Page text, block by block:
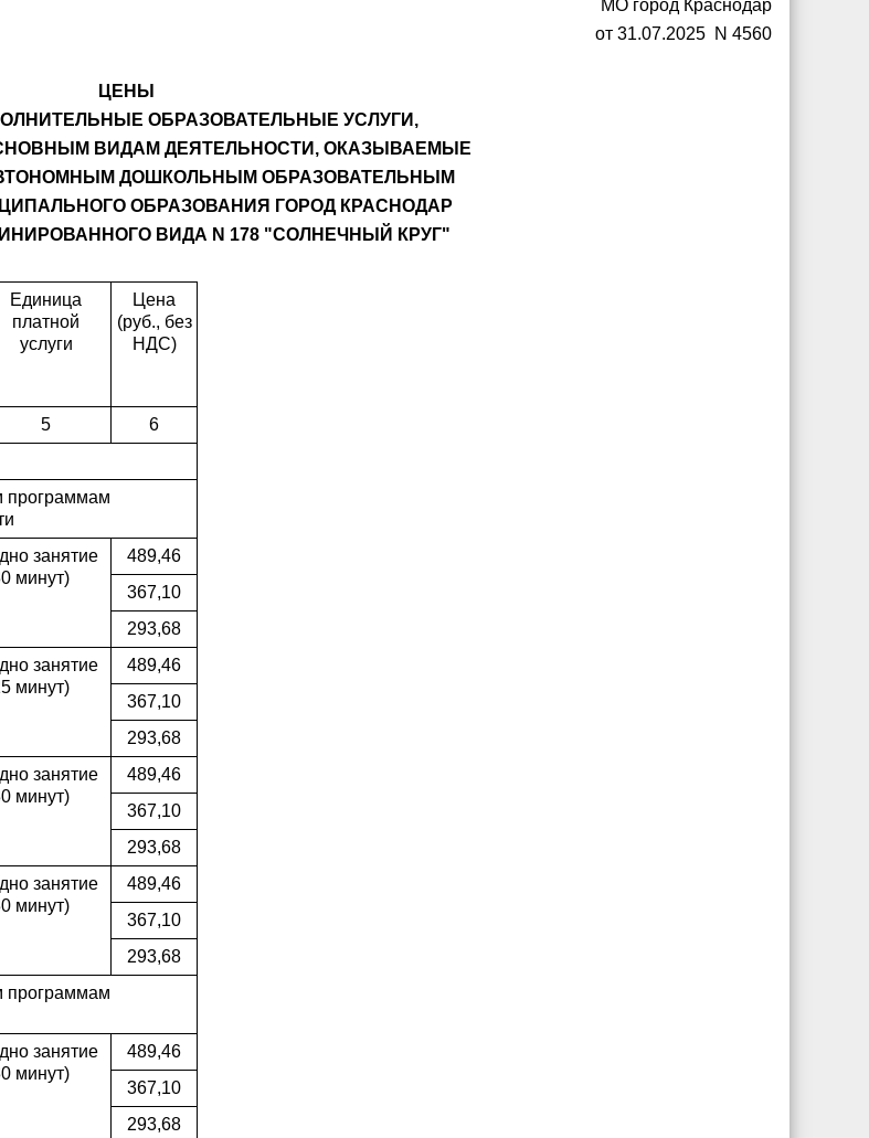
МО город Краснодар
от 31.07.2025 N 4560
ЦЕНЫ
ОБРАЗОВАТЕЛЬНЫЕ УСЛУГИ,
ВИДАМ ДЕЯТЕЛЬНОСТИ, ОКАЗЫВАЕМЫЕ
ДОШКОЛЬНЫМ ОБРАЗОВАТЕЛЬНЫМ
ОБРАЗОВАНИЯ ГОРОД КРАСНОДАР
ВИДА N 178 "СОЛНЕЧНЫЙ КРУГ"
Единица
платной
услуги
Цена
(руб., без
НДС)
5
6
программам
занятие
минут)
489,46
367,10
293,68
занятие
минут)
489,46
367,10
293,68
занятие
минут)
489,46
367,10
293,68
занятие
минут)
489,46
367,10
293,68
программам
занятие
минут)
489,46
367,10
293,68